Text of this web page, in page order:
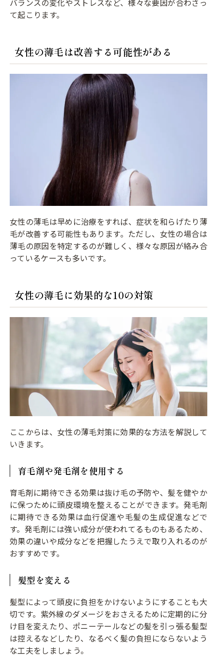
バランスの変化やストレスなど、様々な要因が合わさっ
て起こります。
女性の薄毛は改善する可能性がある
女性の薄毛は早めに治療をすれば、症状を和らげたり薄
毛が改善する可能性もあります。ただし、女性の場合は
薄毛の原因を特定するのが難しく、様々な原因が絡み合
っているケースも多いです。
女性の薄毛に効果的な10の対策
ここからは、女性の薄毛対策に効果的な方法を解説して
いきます。
育毛剤や発毛剤を使用する
育毛剤に期待できる効果は抜け毛の予防や、髪を健やか
に保つために頭皮環境を整えることができます。発毛剤
に期待できる効果は血行促進や毛髪の生成促進などで
す。発毛剤には強い成分が使われてるものもあるため、
効果の違いや成分などを把握したうえで取り入れるのが
おすすめです。
髪型を変える
髪型によって頭皮に負担をかけないようにすることも大
切です。紫外線のダメージをおさえるために定期的に分
け目を変えたり、ポニーテールなどの髪を引っ張る髪型
は控えるなどしたり、なるべく髪の負担にならないよう
な工夫をしましょう。